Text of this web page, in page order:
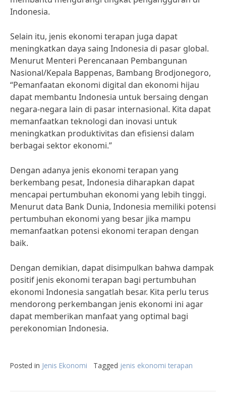
Indonesia.
Selain itu, jenis ekonomi terapan juga dapat
meningkatkan daya saing Indonesia di pasar global.
Menurut Menteri Perencanaan Pembangunan
Nasional/Kepala Bappenas, Bambang Brodjonegoro,
“Pemanfaatan ekonomi digital dan ekonomi hijau
dapat membantu Indonesia untuk bersaing dengan
negara-negara lain di pasar internasional. Kita dapat
memanfaatkan teknologi dan inovasi untuk
meningkatkan produktivitas dan efisiensi dalam
berbagai sektor ekonomi.”
Dengan adanya jenis ekonomi terapan yang
berkembang pesat, Indonesia diharapkan dapat
mencapai pertumbuhan ekonomi yang lebih tinggi.
Menurut data Bank Dunia, Indonesia memiliki potensi
pertumbuhan ekonomi yang besar jika mampu
memanfaatkan potensi ekonomi terapan dengan
baik.
Dengan demikian, dapat disimpulkan bahwa dampak
positif jenis ekonomi terapan bagi pertumbuhan
ekonomi Indonesia sangatlah besar. Kita perlu terus
mendorong perkembangan jenis ekonomi ini agar
dapat memberikan manfaat yang optimal bagi
perekonomian Indonesia.
Posted in Jenis Ekonomi Tagged jenis ekonomi terapan